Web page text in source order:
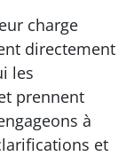
charge
directement
les
prennent
à
et